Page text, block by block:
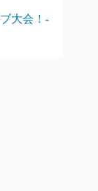
大会！-